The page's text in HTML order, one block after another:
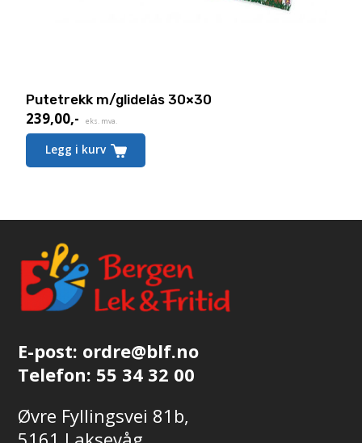
Putetrekk m/glidelås 30×30
239,00,- eks. mva.
Legg i kurv
E-post: ordre@blf.no
Telefon: 55 34 32 00
Øvre Fyllingsvei 81b,